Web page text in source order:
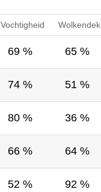
Vochtigheid Wolkendek
69 % 65 %
74 % 51 %
80 % 36 %
66 % 64 %
52 % 92 %